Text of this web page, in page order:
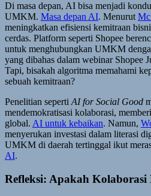
Di masa depan, AI bisa menjadi
UMKM. Masa depan AI. Menurut
meningkatkan efisiensi kemitraan
cerdas. Platform seperti Shopee
untuk menghubungkan UMKM
yang dibahas dalam webinar Shopee
Tapi, bisakah algoritma memahami
sebuah kemitraan?
Penelitian sepertiAI for Social Good
mendemokratisasi kolaborasi,
global. AI untuk kebaikan. Namun,
menyerukan investasi dalam literasi
UMKM di daerah tertinggal ikut
AI.
Refleksi: Apakah Kolaborasi